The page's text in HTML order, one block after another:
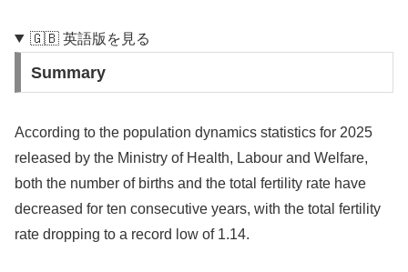
🇬🇧 英語版を見る
Summary
According to the population dynamics statistics for 2025
released by the Ministry of Health, Labour and Welfare,
both the number of births and the total fertility rate have
decreased for ten consecutive years, with the total fertility
rate dropping to a record low of 1.14.